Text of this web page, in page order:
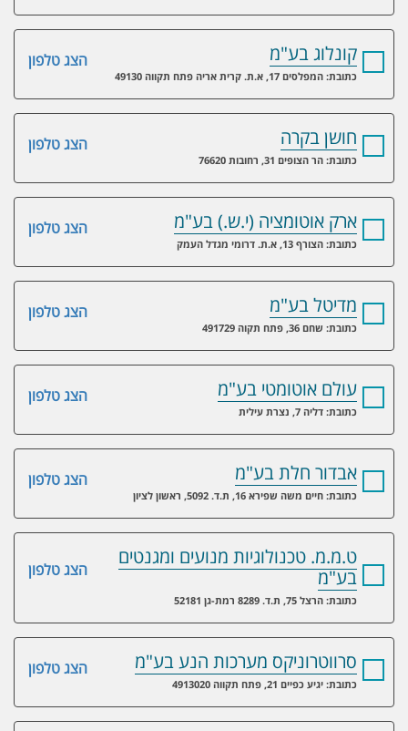
הצג טלפון קונלוג בע"מ
כתובת: המפלסים 17, א.ת. קרית אריה פתח תקווה 49130
הצג טלפון חושן בקרה
כתובת: הר הצופים 31, רחובות 76620
הצג טלפון ארק אוטומציה (י.ש.) בע"מ
כתובת: הצורף 13, א.ת. דרומי מגדל העמק
הצג טלפון מדיטל בע"מ
כתובת: שחם 36, פתח תקוה 491729
הצג טלפון עולם אוטומטי בע"מ
כתובת: דליה 7, נצרת עילית
הצג טלפון אבדור חלת בע"מ
כתובת: חיים משה שפירא 16, ת.ד. 5092, ראשון לציון
הצג טלפון
ט.מ.מ. טכנולוגיות מנועים ומגנטים
בע"מ
כתובת: הרצל 75, ת.ד. 8289 רמת-גן 52181
הצג טלפון סרווטרוניקס מערכות הנע בע"מ
כתובת: יגיע כפיים 21, פתח תקווה 4913020